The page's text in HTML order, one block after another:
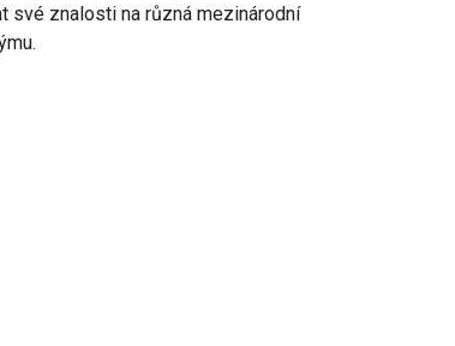
své znalosti na různá mezinárodní